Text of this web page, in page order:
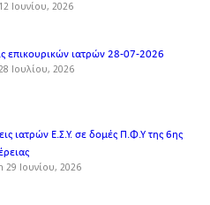
Ιουνίου, 2026
επικουρικών ιατρών 28-07-2026
Ιουλίου, 2026
ιατρών Ε.Σ.Υ. σε δομές Π.Φ.Υ της 6ης
29 Ιουνίου, 2026